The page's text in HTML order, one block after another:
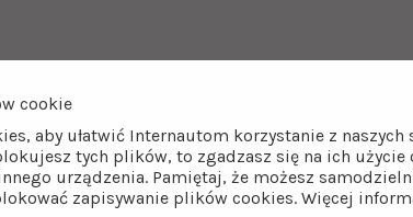
Maxima ECO 32 – największy
cookie
aby ułatwić Internautom korzystanie z naszych
tych plików, to zgadzasz się na ich użycie
urządzenia. Pamiętaj, że możesz
zapisywanie plików cookies. Więcej